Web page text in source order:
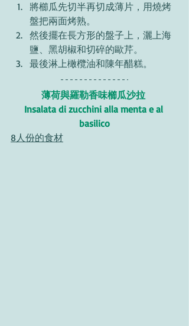
將櫛瓜先切半再切成薄片，用燒烤
盤把兩面烤熟。
然後擺在長方形的盤子上，灑上海
鹽、黑胡椒和切碎的歐芹。
最後淋上橄欖油和陳年醋糕。
薄荷與羅勒香味櫛瓜沙拉
Insalata di zucchini alla menta e al
basilico
8人份的食材